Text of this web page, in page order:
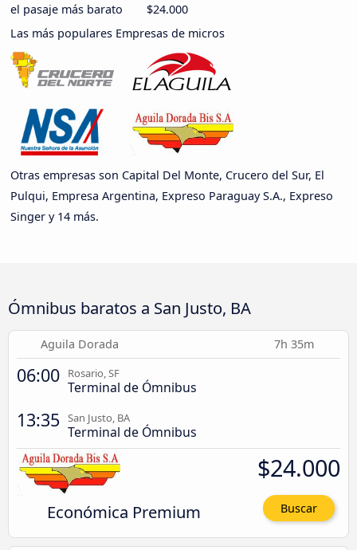
el pasaje más barato
$24.000
Las más populares Empresas de micros
Otras empresas son Capital Del Monte, Crucero del Sur, El
Pulqui, Empresa Argentina, Expreso Paraguay S.A., Expreso
Singer y 14 más.
Ómnibus baratos a San Justo, BA
Aguila Dorada 7h 35m
06:00 Rosario, SF
Terminal de Ómnibus
13:35 San Justo, BA
Terminal de Ómnibus
Económica Premium
$24.000
Buscar